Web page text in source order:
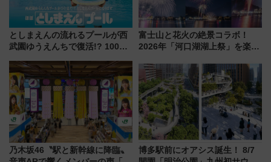
としまえんの流れるプールが西
武園ゆうえんちで復活!? 100周
イダー」に注目 2026年夏は所
沢へ遊びに行こう
富士山と花火の絶景コラボ！
2026年「河口湖湖上祭」を楽し
ススメ
乃木坂46〝駅と新幹線に降臨〟
博多駅前にオアシス誕生！ 8/7